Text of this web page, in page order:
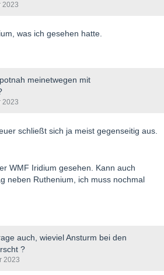
2023
was ich gesehen hatte.
meinetwegen mit
2023
schließt sich ja meist gegenseitig aus.
WMF Iridium gesehen. Kann auch
neben Ruthenium, ich muss nochmal
auch, wieviel Ansturm bei den
?
2023